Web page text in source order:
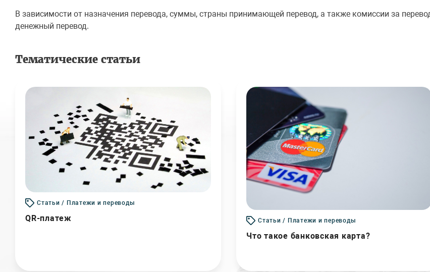
В зависимости от назначения перевода, суммы, страны принимающей перевод, а также комиссии за
денежный перевод.
Тематические статьи
Статьи / Платежи и переводы
QR-платеж Статьи / Платежи и переводы
Что такое банковская карта?